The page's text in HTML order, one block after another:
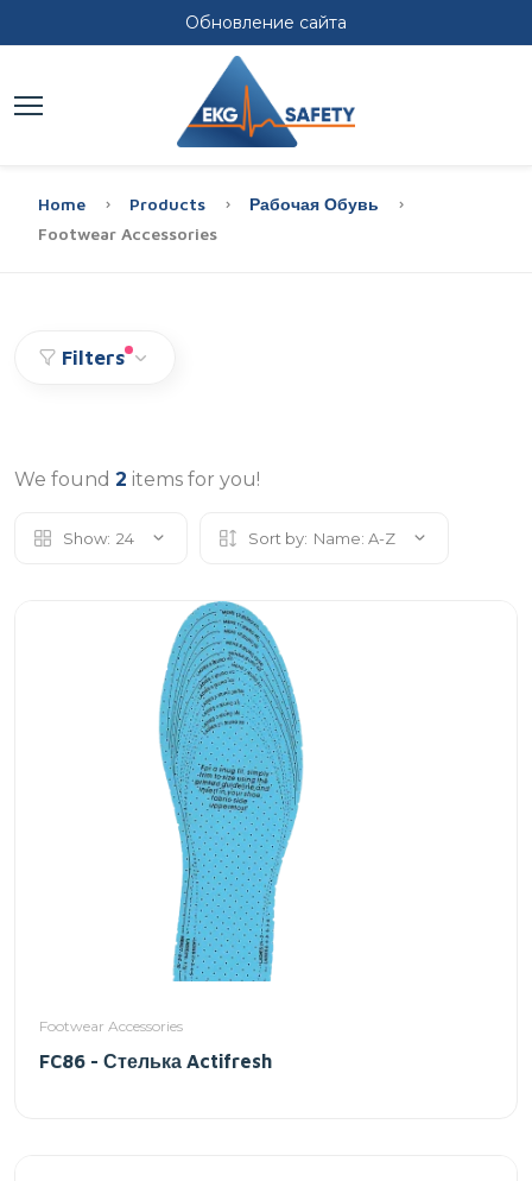
Обновление сайта
Home Products
Рабочая Обувь
Footwear Accessories
Filters
We found 2 items for you!
Show: 24 Sort by: Name: A-Z
Footwear Accessories
FC86 - Стелька Actifresh